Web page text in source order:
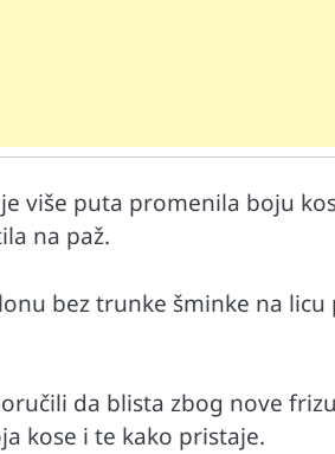
više puta promenila boju
na paž.
bez trunke šminke na
da blista zbog nove
kose i te kako pristaje.
Mr D Fit
voća – Jedite prirodne